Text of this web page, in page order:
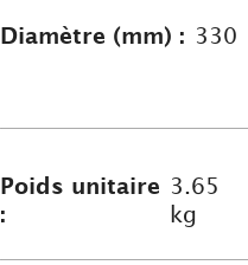
Diamètre (mm) : 330
Poids unitaire
:
3.65
kg